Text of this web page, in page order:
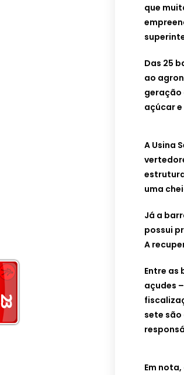
que
Das 25
ao
geração
açúcar
A Usina
uma
Já a
possui
A
Entre as
açudes
sete são
Em